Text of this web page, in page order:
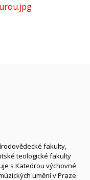
fakulty,
teologické fakulty
s Katedrou výchovné
umění v Praze.